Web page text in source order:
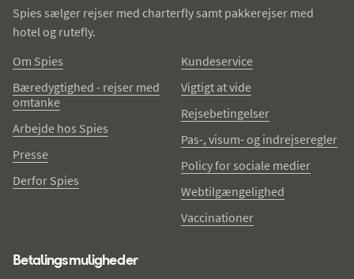
Spies sælger rejser med charterfly samt pakkerejser med
hotel og rutefly.
Om Spies
Bæredygtighed - rejser med
omtanke
Arbejde hos Spies
Presse
Derfor Spies
Kundeservice
Vigtigt at vide
Rejsebetingelser
Pas-, visum- og indrejseregler
Policy for sociale medier
Webtilgængelighed
Vaccinationer
Betalingsmuligheder